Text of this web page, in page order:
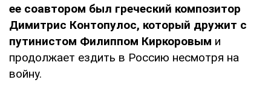
ее соавтором был греческий композитор
Димитрис Контопулос, который дружит с
путинистом Филиппом Киркоровым и
продолжает ездить в Россию несмотря на
войну.